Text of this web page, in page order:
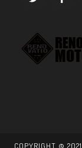
COPYRIGHT ©